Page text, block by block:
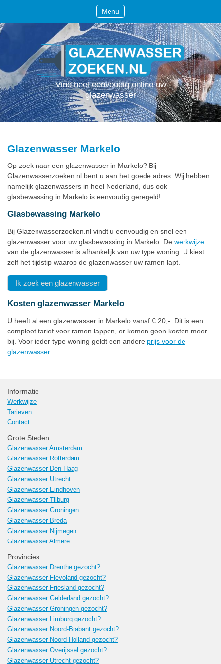
Menu
Vind heel eenvoudig online uw
glazenwasser
Glazenwasser Markelo
Op zoek naar een glazenwasser in Markelo? Bij
Glazenwasserzoeken.nl bent u aan het goede adres. Wij hebben
namelijk glazenwassers in heel Nederland, dus ook
glasbewassing in Markelo is eenvoudig geregeld!
Glasbewassing Markelo
Bij Glazenwasserzoeken.nl vindt u eenvoudig en snel een
glazenwasser voor uw glasbewassing in Markelo. De werkwijze
van de glazenwasser is afhankelijk van uw type woning. U kiest
zelf het tijdstip waarop de glazenwasser uw ramen lapt.
Ik zoek een glazenwasser
Kosten glazenwasser Markelo
U heeft al een glazenwasser in Markelo vanaf € 20,-. Dit is een
compleet tarief voor ramen lappen, er komen geen kosten meer
bij. Voor ieder type woning geldt een andere prijs voor de
glazenwasser.
Informatie
Werkwijze
Tarieven
Contact
Grote Steden
Glazenwasser Amsterdam
Glazenwasser Rotterdam
Glazenwasser Den Haag
Glazenwasser Utrecht
Glazenwasser Eindhoven
Glazenwasser Tilburg
Glazenwasser Groningen
Glazenwasser Breda
Glazenwasser Nijmegen
Glazenwasser Almere
Provincies
Glazenwasser Drenthe gezocht?
Glazenwasser Flevoland gezocht?
Glazenwasser Friesland gezocht?
Glazenwasser Gelderland gezocht?
Glazenwasser Groningen gezocht?
Glazenwasser Limburg gezocht?
Glazenwasser Noord-Brabant gezocht?
Glazenwasser Noord-Holland gezocht?
Glazenwasser Overijssel gezocht?
Glazenwasser Utrecht gezocht?